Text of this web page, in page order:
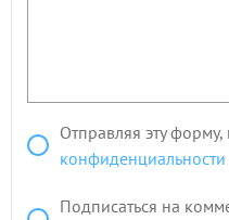
Отправляя эту форму,
конфиденциальности
Подписаться на